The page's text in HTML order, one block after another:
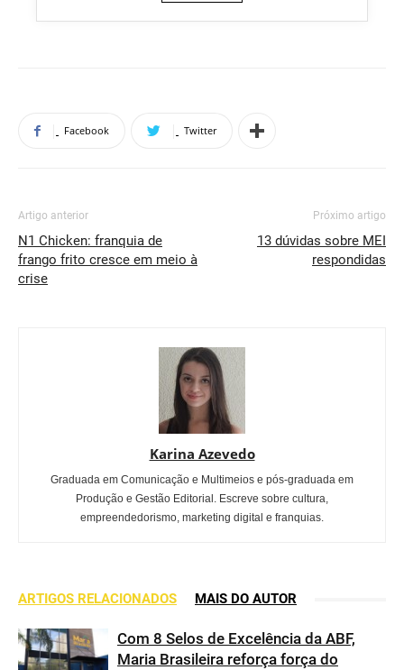
Facebook Twitter
Artigo anterior
N1 Chicken: franquia de
frango frito cresce em meio à
crise
Próximo artigo
13 dúvidas sobre MEI
respondidas
Karina Azevedo
Graduada em Comunicação e Multimeios e pós-graduada em
Produção e Gestão Editorial. Escreve sobre cultura,
empreendedorismo, marketing digital e franquias.
ARTIGOS RELACIONADOS MAIS DO AUTOR
Com 8 Selos de Excelência da ABF,
Maria Brasileira reforça força do